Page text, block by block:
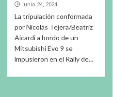
junio 24, 2024
La tripulación conformada
por Nicolás Tejera/Beatriz
Aicardi a bordo de un
Mitsubishi Evo 9 se
impusieron en el Rally de...